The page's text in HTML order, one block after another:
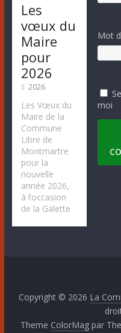
Les
vœux du
Maire
pour
2026
2026
Les Vœux du
Maire de la
Commune
Libre de
Montmartre
pour la
nouvelle
année 2026,
à l’occasion
de la Galette
Mot
moi
Copyright © 2026 La
Theme ColorMagpar